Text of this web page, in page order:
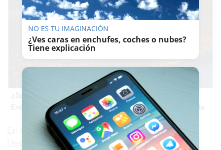
¿Sabías que existen?
Estas criaturas existen y parecen sacadas de otro planeta
En el cartel distribuido por la asociación SOS
Desaparecidos, esta persona mide 160
NO ES TU IMAGINACIÓN
¿Ves caras en enchufes, coches o nubes?
Tiene explicación